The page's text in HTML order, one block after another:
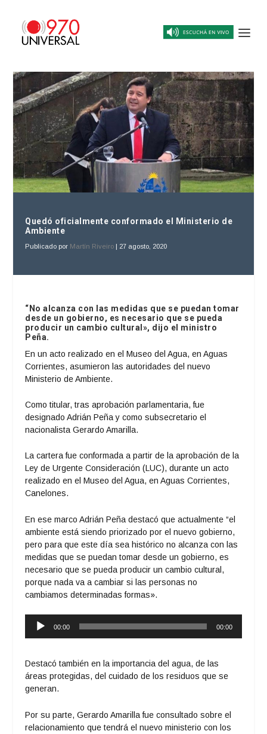
Quedó oficialmente conformado el Ministerio de
Ambiente
Publicado por Martín Riveiro | 27 agosto, 2020
“No alcanza con las medidas que se puedan tomar
desde un gobierno, es necesario que se pueda
producir un cambio cultural», dijo el ministro
Peña.
En un acto realizado en el Museo del Agua, en Aguas
Corrientes, asumieron las autoridades del nuevo
Ministerio de Ambiente.
Como titular, tras aprobación parlamentaria, fue
designado Adrián Peña y como subsecretario el
nacionalista Gerardo Amarilla.
La cartera fue conformada a partir de la aprobación de la
Ley de Urgente Consideración (LUC), durante un acto
realizado en el Museo del Agua, en Aguas Corrientes,
Canelones.
En ese marco Adrián Peña destacó que actualmente “el
ambiente está siendo priorizado por el nuevo gobierno,
pero para que este día sea histórico no alcanza con las
medidas que se puedan tomar desde un gobierno, es
necesario que se pueda producir un cambio cultural,
porque nada va a cambiar si las personas no
cambiamos determinadas formas».
Reproductor
00:00 00:00
Destacó también en la importancia del agua, de las
áreas protegidas, del cuidado de los residuos que se
generan.
Por su parte, Gerardo Amarilla fue consultado sobre el
relacionamiento que tendrá el nuevo ministerio con los